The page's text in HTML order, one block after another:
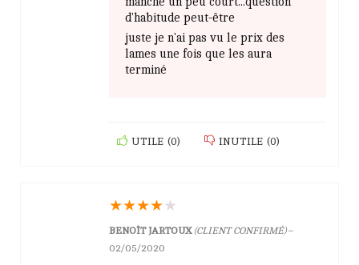
d'habitude peut-être
juste je n'ai pas vu le prix des
lames une fois que les aura
terminé
UTILE (0) INUTILE (0)
★★★★★
BENOÎT JARTOUX (CLIENT CONFIRMÉ) –
02/05/2020